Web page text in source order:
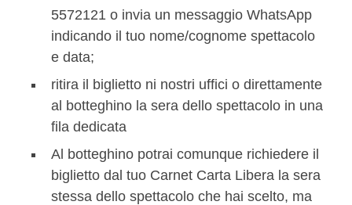
5572121 o invia un messaggio WhatsApp
indicando il tuo nome/cognome spettacolo
e data;
ritira il biglietto ni nostri uffici o direttamente
al botteghino la sera dello spettacolo in una
fila dedicata
Al botteghino potrai comunque richiedere il
biglietto dal tuo Carnet Carta Libera la sera
stessa dello spettacolo che hai scelto, ma